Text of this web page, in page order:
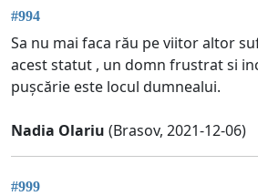
#994
Sa nu mai faca rău pe viitor altor
acest statut , un domn frustrat si
pușcărie este locul dumnealui.
Nadia Olariu (Brasov, 2021-12-06)
#999